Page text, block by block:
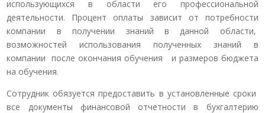
использующихся в области его профессиональной
деятельности. Процент оплаты зависит от потребности
компании в получении знаний в данной области,
возможностей использования полученных знаний в
компании после окончания обучения и размеров бюджета
на обучения.
Сотрудник обязуется предоставить в установленные сроки
все документы финансовой отчетности в бухгалтерию